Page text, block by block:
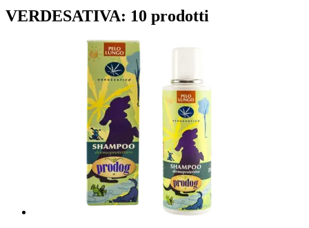
VERDESATIVA: 10 prodotti